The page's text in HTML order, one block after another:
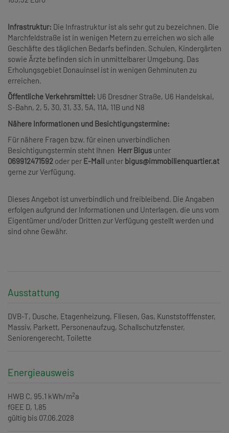
Infrastruktur: Die Infrastruktur ist als sehr gut zu bezeichnen. Die
Marchfeldstraße ist in wenigen Metern zu erreichen wo sich alle
Geschäfte des täglichen Bedarfs befinden. Schulen, Kindergärten
sowie Ärzte befinden sich in unmittelbarer Umgebung. Das
Erholungsgebiet Donauinsel ist in wenigen Gehminuten zu
erreichen.
Öffentliche Verkehrsmittel: U6 Dresdner Straße, U6 Handelskai,
S-Bahn, 2, 5, 30, 31, 33, 5A, 11A, 11B und N8
Nähere Informationen und Besichtigungstermine:
Für nähere Fragen bzw. für einen unverbindlichen
Besichtigungstermin steht Ihnen Herr Bigus unter
069912471592 oder per E-Mail unter bigus@immobilienquartier.at
gerne zur Verfügung.
Dieses Angebot ist unverbindlich und freibleibend. Die Angaben
erfolgen aufgrund der Informationen und Unterlagen, die uns vom
Eigentümer und/oder Dritten zur Verfügung gestellt werden und
sind ohne Gewähr.
Ausstattung
DVB-T Dusche Etagenheizung Fliesen Gas Kunststofffenster
Massiv Parkett Personenaufzug Schallschutzfenster
Seniorengerecht Toilette
Energieausweis
HWB C, 95.1 kWh/m2a
fGEE D, 1,85
gültig bis 07.06.2028